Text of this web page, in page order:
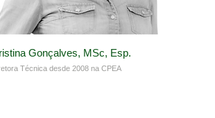
Gonçalves, MSc, Esp.
Técnica desde 2008 na CPEA